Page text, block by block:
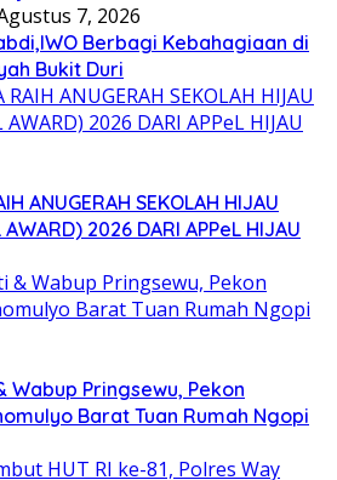
7, 2026
Berbagi Kebahagiaan di
Bukit Duri
ANUGERAH SEKOLAH HIJAU
AWARD) 2026 DARI APPeL HIJAU
Wabup Pringsewu, Pekon
Barat Tuan Rumah Ngopi